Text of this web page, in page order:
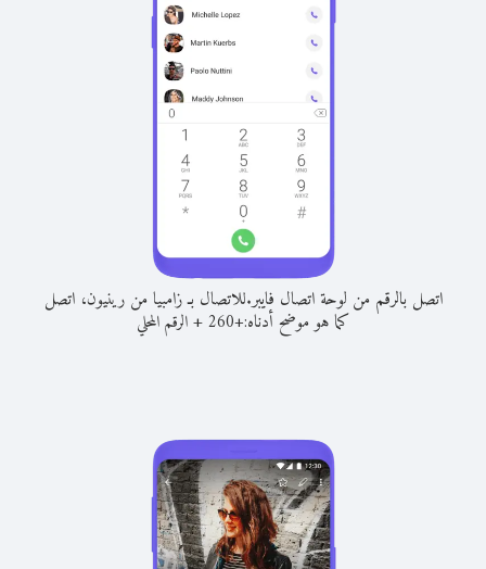
اتصل بالرقم من لوحة اتصال فايبر.للاتصال بـ زامبيا من رينيون، اتصل
كما هو موضح أدناه:+
260
+الرقم المحلي